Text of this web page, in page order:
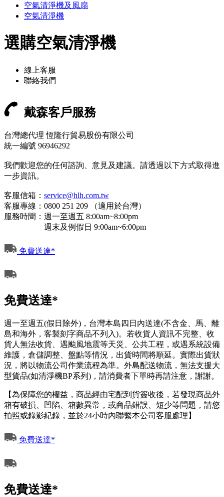
空氣清淨機及風扇
空氣清淨機
選購空氣清淨機
線上客服
聯絡我們
戴森客戶服務
台灣總代理 恆隆行貿易股份有限公司
統一編號 96946292
我們歡迎您的任何諮詢、意見及建議。請透過以下方式取得進
一步資訊。
客服信箱： service@hlh.com.tw
客服專線：0800 251 209 （適用於台灣）
服務時間：週一至週五 8:00am~8:00pm
週末及例假日 9:00am~6:00pm
免費送達*
免費送達*
週一至週五(假日除外)，台灣本島四日內送達(不含金、馬、離
島和海外，客製刻字商品不列入)。若收貨人資訊不完整、收
貨人無法收貨、遇颱風地震等天災、公共工程，或遇系統設備
維護，倉儲調整、盤點等情況，出貨時間將順延。實際出貨狀
況，將以物流公司作業流程為準。外島配送物流，無法支援大
型貨品(如清淨機BP系列)，請消費者下單時再請注意，謝謝。
【為保障您的權益，商品經由宅配到貨簽收後，若發現商品外
箱有破損、凹陷、箱數異常，或商品錯誤、短少等問題，請您
拍照或錄影紀錄，並於24小時內聯繫本公司客服處理】
免費送達*
免費送達*